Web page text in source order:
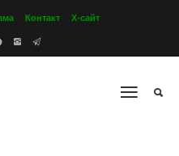
Контакт Х-сайт